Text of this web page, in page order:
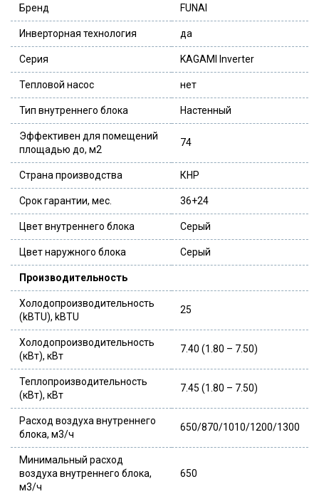
Бренд FUNAI
Инверторная технология да
Серия KAGAMI Inverter
Тепловой насос нет
Тип внутреннего блока Настенный
Эффективен для помещений
площадью до, м2
74
Страна производства КНР
Срок гарантии, мес. 36+24
Цвет внутреннего блока Серый
Цвет наружного блока Серый
Производительность
Холодопроизводительность
(kBTU), kBTU
25
Холодопроизводительность
(кВт), кВт
7.40 (1.80 – 7.50)
Теплопроизводительность
(кВт), кВт
7.45 (1.80 – 7.50)
Расход воздуха внутреннего
блока, м3/ч
650/870/1010/1200/1300
Минимальный расход
воздуха внутреннего блока,
м3/ч
650